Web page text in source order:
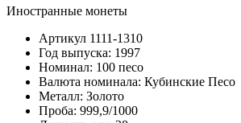
Иностранные монеты
Артикул 1111-1310
Год выпуска: 1997
Номинал: 100 песо
Валюта номинала: Кубинские Песо
Металл: Золото
Проба: 999,9/1000